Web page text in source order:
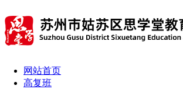
网站首页
高复班